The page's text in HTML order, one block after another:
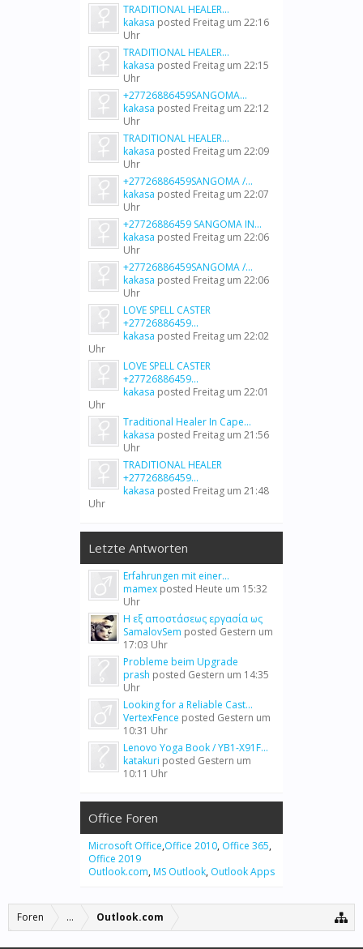
TRADITIONAL HEALER...
kakasa posted Freitag um 22:16
Uhr
TRADITIONAL HEALER...
kakasa posted Freitag um 22:15
Uhr
+27726886459SANGOMA...
kakasa posted Freitag um 22:12
Uhr
TRADITIONAL HEALER...
kakasa posted Freitag um 22:09
Uhr
+27726886459SANGOMA /...
kakasa posted Freitag um 22:07
Uhr
+27726886459 SANGOMA IN...
kakasa posted Freitag um 22:06
Uhr
+27726886459SANGOMA /...
kakasa posted Freitag um 22:06
Uhr
LOVE SPELL CASTER
+27726886459...
kakasa posted Freitag um 22:02
Uhr
LOVE SPELL CASTER
+27726886459...
kakasa posted Freitag um 22:01
Uhr
Traditional Healer In Cape...
kakasa posted Freitag um 21:56
Uhr
TRADITIONAL HEALER
+27726886459...
kakasa posted Freitag um 21:48
Uhr
Letzte Antworten
Erfahrungen mit einer...
mamex posted Heute um 15:32
Uhr
Η εξ αποστάσεως εργασία ως
SamalovSem posted Gestern um
17:03 Uhr
Probleme beim Upgrade
prash posted Gestern um 14:35
Uhr
Looking for a Reliable Cast...
VertexFence posted Gestern um
10:31 Uhr
Lenovo Yoga Book / YB1-X91F...
katakuri posted Gestern um
10:11 Uhr
Office Foren
Microsoft Office,Office 2010, Office 365,
Office 2019
Outlook.com, MS Outlook, Outlook Apps
Foren ... Outlook.com